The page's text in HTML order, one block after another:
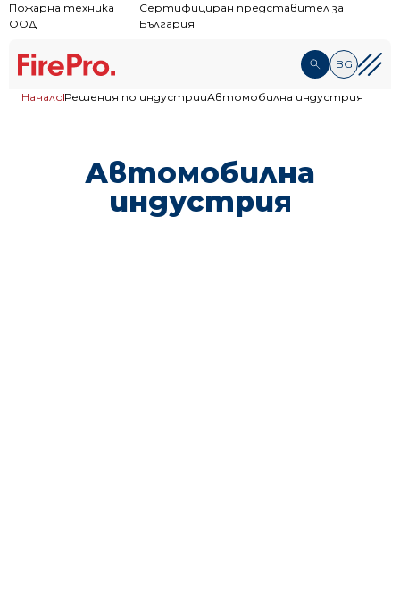
Пожарна техника
ООД
Сертифициран представител за
България
BG
Начало Решения по индустрииАвтомобилна индустрия
Автомобилна
индустрия